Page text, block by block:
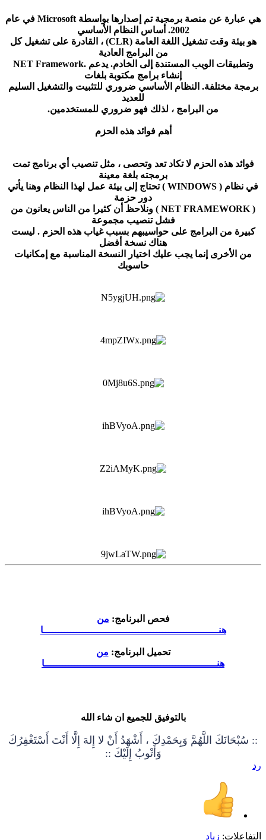
هي عبارة عن منصة برمجية تم إصدارها بواسطة Microsoft في عام
2002. أساس النظام الأساسي
هو بيئة وقت تشغيل اللغة العامة (CLR) ، القادرة على تشغيل كل
من البرامج العادية
وتطبيقات الويب المستندة إلى الخادم. يدعم .NET Framework
إنشاء برامج مكتوبة بلغات
برمجة مختلفة. النظام الأساسي ضروري للتثبيت والتشغيل السليم
للعديد
من البرامج ، لذلك فهو ضروري للمستخدمين.
أهم فوائد هذه الحزم
فوائد هذه الحزم لا تكاد تعد وتحصى ، مثل تنصيب أي برنامج تمت
برمجته بلغة معينة
في نظام ( WINDOWS ) تحتاج إلى بيئة عمل لهذا النظام وهنا يأتي
دور حزمة
( NET FRAMEWORK ) ونلاحظ أن كثيرا من الناس يعانون من
فشل تنصيب مجموعة
كبيرة من البرامج على حواسيبهم بسبب غياب هذه الحزم . ليست
هناك نسخة أفضل
من الأخرى إنما يجب عليك اختيار النسخة المناسبة مع إمكانيات
حاسوبك
فحص البرنامج: من
هنـــــــــــــــــــــــــــــــــــــــــــــــــــــــــــا
تحميل البرنامج: من
هنــــــــــــــــــــــــــــــــــــــــــــــــــــــــــا
بالتوفيق للجميع ان شاء الله
:: سُبْحَانَكَ اللَّهُمَّ وَبِحَمْدِكَ ، أَشْهَدُ أَنْ لا إِلهَ إِلَّا أَنْتَ أَسْتَغْفِرُكَ
وَأَتْوبُ إِلَيْكَ ::
رد
التفاعلات: زياد